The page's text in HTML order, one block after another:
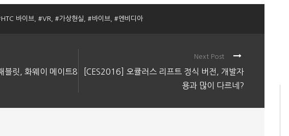
바이브 #VR #가상현실 #바이브 #엔비디아
블릿, 화웨이 메이트8
Next Post
[CES2016] 오큘러스 리프트 정식 버전, 개발자
용과 많이 다르네?